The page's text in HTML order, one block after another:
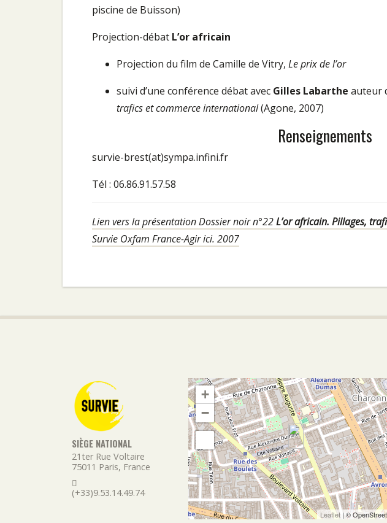
piscine de Buisson)
Projection-débat L’or africain
Projection du film de Camille de Vitry, Le prix de l’or
suivi d’une conférence débat avec Gilles Labarthe auteur
trafics et commerce international(Agone, 2007)
Renseignements
survie-brest(at)sympa.infini.fr
Tél : 06.86.91.57.58
Lien vers la présentation Dossier noir n°22L’or africain. Pillages,
Survie Oxfam France-Agir ici. 2007
SIÈGE NATIONAL
21ter Rue Voltaire
75011 Paris, France
(+33)9.53.14.49.74
+
−
Leaflet | ©